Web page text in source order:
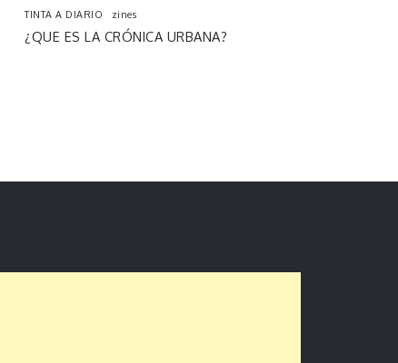
TINTA A DIARIO
zines
¿QUE ES LA CRÓNICA URBANA?